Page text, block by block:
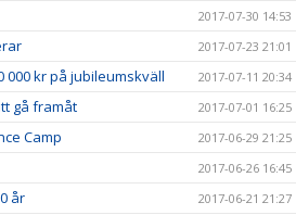
2017-07-30 14:53
2017-07-23 21:01
000 kr på jubileumskväll 2017-07-11 20:34
gå framåt 2017-07-01 16:25
Camp 2017-06-29 21:25
2017-06-26 16:45
år 2017-06-21 21:27